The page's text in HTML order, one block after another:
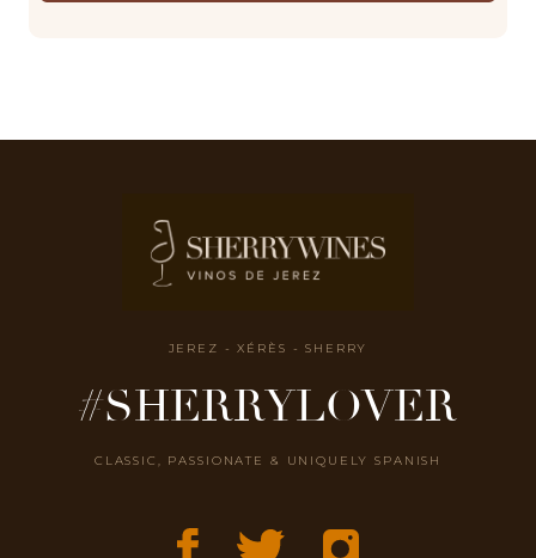
JEREZ - XÉRÈS - SHERRY
#SHERRYLOVER
CLASSIC, PASSIONATE & UNIQUELY SPANISH